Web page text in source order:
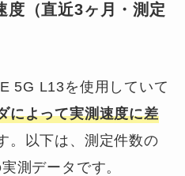
度（直近3ヶ月・測定
5G L13を使用していて
によって実測速度に差
。以下は、測定件数の
測データです。